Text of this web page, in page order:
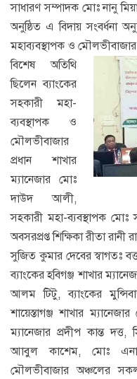
সাধারণ সম্পাদক মোঃ নানু
অনুষ্ঠিত এ বিদায় সংবর্ধনা
মহাব্যবস্থাপক ও
বিশেষ অতিথি
ছিলেন ব্যাংকের
সহকারী মহা-
ব্যবস্থাপক ও
মৌলভীবাজার
প্রধান শাখার
ম্যানেজার মোঃ
দাউদ আলী,
সহকারী মহা-ব্যবস্থাপক মোঃ
অবসরপ্রপ্ত শিক্ষিকা রীতা রানী
সুজিত কুমার দেবের স্বাগতঃ
ব্যাংকের হবিগঞ্জ শাখার
আলম টিটু, ব্যাংকের
শায়েস্তাগঞ্জ শাখার
ম্যানেজার প্রদীপ কান্ত দত্ত,
আাবুল কাশেম, মোঃ
মৌলভীবাজার অঞ্চলের সকল